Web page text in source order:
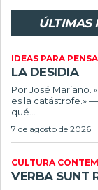
ÚLTIMAS
IDEAS PARA
LA DESIDIA
Por José Mariano.
es la catástrofe.»
qué...
7 de agosto de 2026
CULTURA
VERBA SUNT